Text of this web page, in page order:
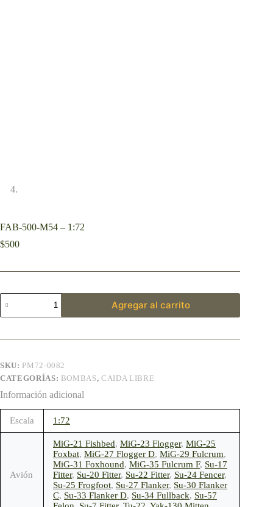
FAB-500-M54 – 1:72
$500
Agregar al carrito
SKU: PM72-0082
CATEGORÍAS: BOMBAS,CAIDA LIBRE
Información adicional
Escala 1:72
Avión
MiG-21 Fishbed, MiG-23 Flogger, MiG-25
Foxbat, MiG-27 Flogger D, MiG-29 Fulcrum,
MiG-31 Foxhound, MiG-35 Fulcrum F, Su-17
Fitter, Su-20 Fitter, Su-22 Fitter, Su-24 Fencer,
Su-25 Frogfoot, Su-27 Flanker, Su-30 Flanker
C, Su-33 Flanker D, Su-34 Fullback, Su-57